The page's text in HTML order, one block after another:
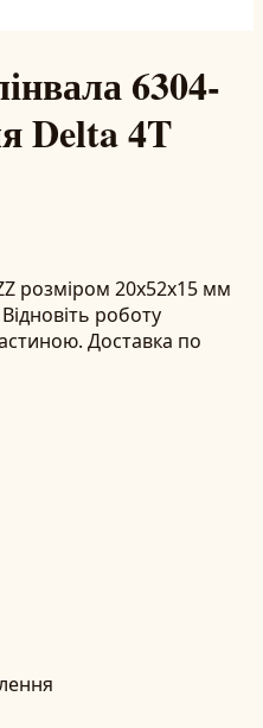
6304-
Delta 4T
розміром 20x52x15 мм
роботу
Доставка по